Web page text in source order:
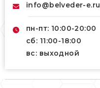
info@belveder-e.ru
пн-пт: 10:00-20:00
сб: 11:00-18:00
вс: выходной